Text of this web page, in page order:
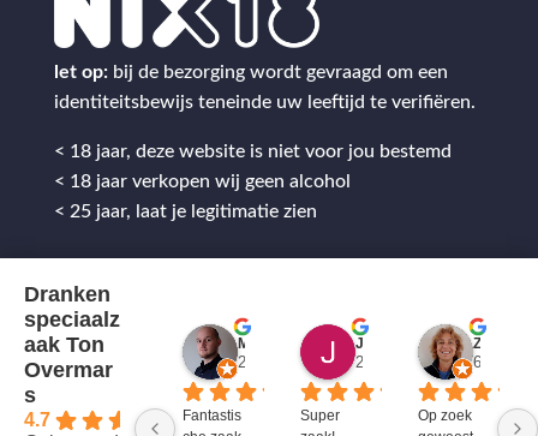
let op: bij de bezorging wordt gevraagd om een
identiteitsbewijs teneinde uw leeftijd te verifiëren.
< 18 jaar, deze website is niet voor jou bestemd
< 18 jaar verkopen wij geen alcohol
< 25 jaar, laat je legitimatie zien
Dranken
speciaalz
aak Ton
Overmar
s
4.7
2 jaar geleden
Fantastis
2 jaar geleden
Super
6 jaar
Op zoek